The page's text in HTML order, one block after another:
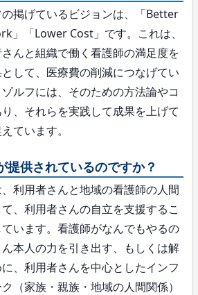
掲げているビジョンは、「Better
」「Lower Cost」です。これは、
んと組織で働く看護師の満足度を
して、医療費の削減につなげてい
ルフには、そのための方法論やコ
、それらを実践して成果を上げて
ています。
供されているのですか？
利用者さんと地域の看護師の人間
、利用者さんの自立を支援するこ
います。看護師がなんでもやるの
本人の力を引き出す、もしくは解
、利用者さんを中心としたインフ
（家族・親族・地域の人間関係）